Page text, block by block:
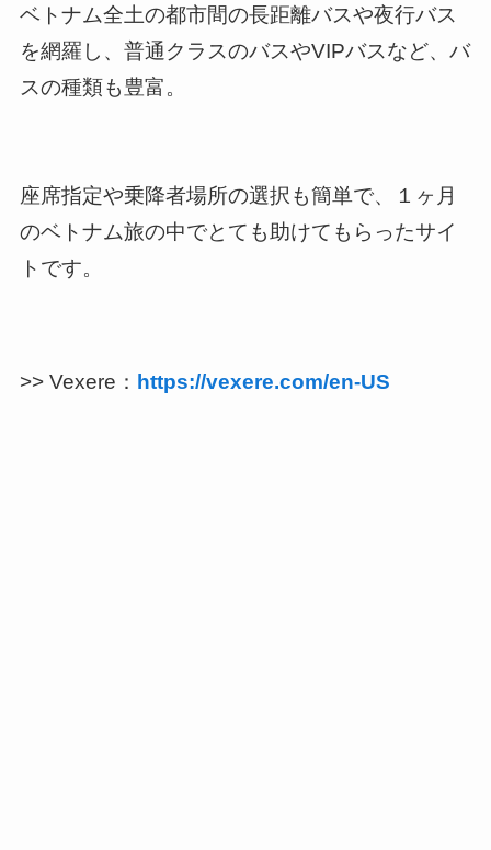
ベトナム全土の都市間の長距離バスや夜行バス
を網羅し、普通クラスのバスやVIPバスなど、バ
スの種類も豊富。
座席指定や乗降者場所の選択も簡単で、１ヶ月
のベトナム旅の中でとても助けてもらったサイ
トです。
>> Vexere： https://vexere.com/en-US